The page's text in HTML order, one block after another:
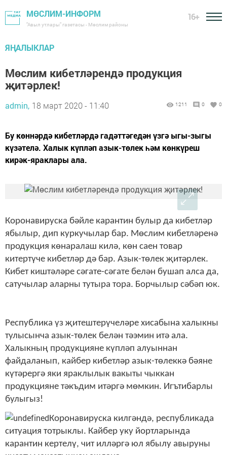
МӨСЛИМ-ИНФОРМ
"Авыл утлары" газетасы - Мөслим районы
16+
ЯҢАЛЫКЛАР
Мөслим кибетләрендә продукция
җитәрлек!
admin, 18 март 2020 - 11:40 1211 0 0
Бу көннәрдә кибетләрдә гадәттәгедән үзгә ыгы-зыгы
күзәтелә. Халык күпләп азык-төлек һәм көнкүреш
кирәк-яраклары ала.
Коронавируска бәйле карантин булыр да кибетләр
ябылыр, дип куркучылар бар. Мөслим кибетләренә
продукция көнаралаш килә, көн саен товар
китертүче кибетләр дә бар. Азык-төлек җитәрлек.
Кибет киштәләре сәгате-сәгате белән бушап алса да,
сатучылар аларны тутыра тора. Борчылыр сәбәп юк.
Республика үз җитештерүчеләре хисабына халыкны
тулысынча азык-төлек белән тәэмин итә ала.
Халыкның продукцияне күпләп алуыннан
файдаланып, кайбер кибетләр азык-төлеккә бәяне
күтәрергә яки яраклылык вакыты чыккан
продукцияне тәкъдим итәргә мөмкин. Игътибарлы
булыгыз!
Коронавируска килгәндә, республикада
ситуация тотрыклы. Кайбер уку йортларында
карантин кертелү, чит илләргә юл ябылу авыруны